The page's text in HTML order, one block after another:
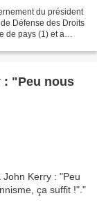
du président
Défense des Droits
de pays (1) et a
: "Peu nous